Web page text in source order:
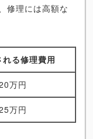
修理には高額な
れる修理費用
万円
万円